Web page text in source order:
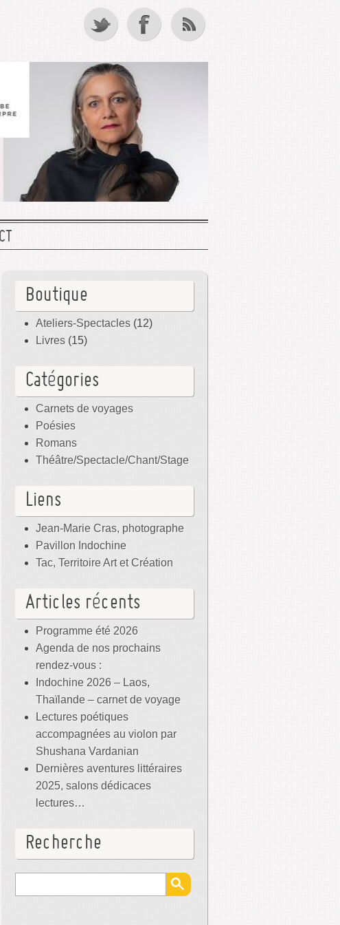
Boutique
Ateliers-Spectacles (12)
Livres (15)
Catégories
Carnets de voyages
Poésies
Romans
Théâtre/Spectacle/Chant/Stage
Liens
Jean-Marie Cras, photographe
Pavillon Indochine
Tac, Territoire Art et Création
Articles récents
Programme été 2026
Agenda de nos prochains
rendez-vous :
Indochine 2026 – Laos,
Thaïlande – carnet de voyage
Lectures poétiques
accompagnées au violon par
Shushana Vardanian
Dernières aventures littéraires
2025, salons dédicaces
lectures…
Recherche